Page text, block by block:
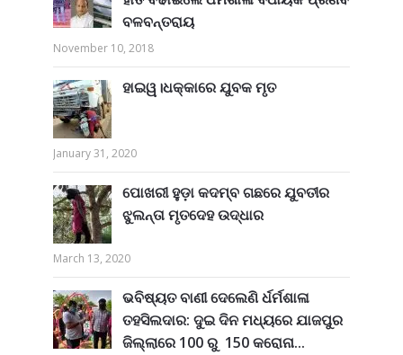
ବଳବନ୍ତରାୟ
November 10, 2018
ହାଇୱ।ଧକ୍କାରେ ଯୁବକ ମୃତ
January 31, 2020
ପୋଖରୀ ହୁଡ଼ା କଦମ୍ବ ଗଛରେ ଯୁବତୀର
ଝୁଲନ୍ତା ମୃତଦେହ ଉଦ୍ଧାର
March 13, 2020
ଭବିଷ୍ୟତ ବାଣୀ ଦେଲେଣି ର୍ଧର୍ମଶାଳା
ତହସିଲଦାର: ଦୁଇ ଦିନ ମଧ୍ୟରେ ଯାଜପୁର
ଜିଲ୍ଲାରେ 100 ରୁ 150 କରୋନା...